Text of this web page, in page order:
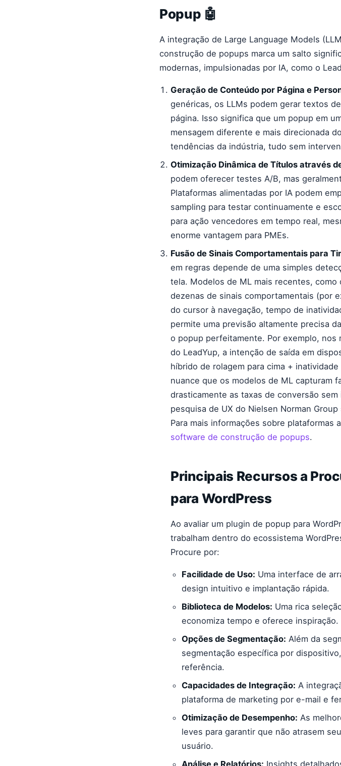
Popup 🤖
A integração de Large Language Models
construção de popups marca um salto
modernas, impulsionadas por IA, como o
Geração de Conteúdo por Página e
genéricas, os LLMs podem gerar textos
página. Isso significa que um popup em
mensagem diferente e mais direcionada
tendências da indústria, tudo sem
Otimização Dinâmica de Títulos através
podem oferecer testes A/B, mas
Plataformas alimentadas por IA podem
sampling para testar continuamente e
para ação vencedores em tempo real,
enorme vantagem para PMEs.
Fusão de Sinais Comportamentais para
em regras depende de uma simples
tela. Modelos de ML mais recentes, como
dezenas de sinais comportamentais (por
do cursor à navegação, tempo de
permite uma previsão altamente precisa
o popup perfeitamente. Por exemplo, nos
do LeadYup, a intenção de saída em
híbrido de rolagem para cima +
nuance que os modelos de ML capturam
drasticamente as taxas de conversão
pesquisa de UX do Nielsen Norman
Para mais informações sobre plataformas
software de construção de popups.
Principais Recursos a
para WordPress
Ao avaliar um plugin de popup para
trabalham dentro do ecossistema
Procure por:
Facilidade de Uso: Uma interface de
design intuitivo e implantação rápida.
Biblioteca de Modelos: Uma rica
economiza tempo e oferece inspiração.
Opções de Segmentação: Além da
segmentação específica por
referência.
Capacidades de Integração: A
plataforma de marketing por e-mail e
Otimização de Desempenho: As
leves para garantir que não atrasem
usuário.
Análise e Relatórios: Insights